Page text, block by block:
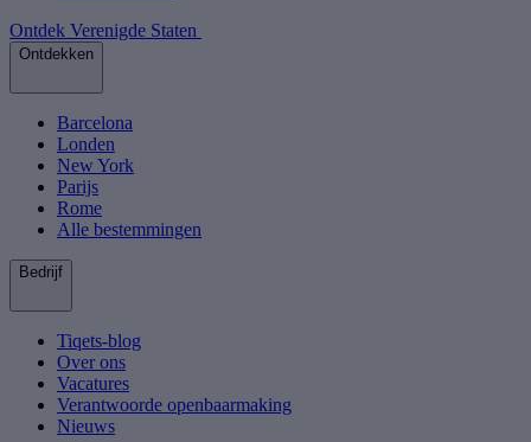
Ontdek Verenigde Staten
Ontdekken
Barcelona
Londen
New York
Parijs
Rome
Alle bestemmingen
Bedrijf
Tiqets-blog
Over ons
Vacatures
Verantwoorde openbaarmaking
Nieuws